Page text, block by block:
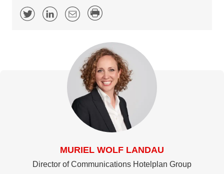
MURIEL WOLF LANDAU
Director of Communications Hotelplan Group